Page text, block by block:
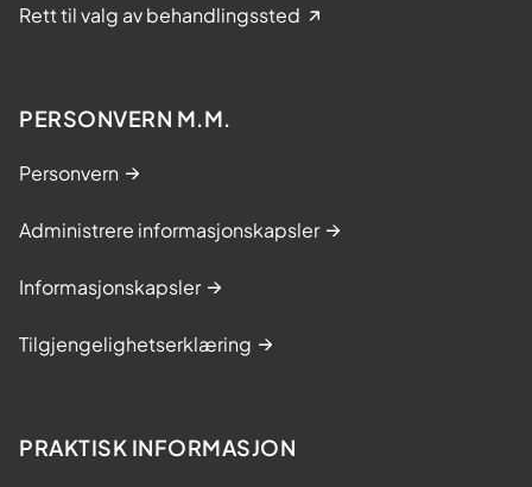
Rett til valg av behandlingssted
PERSONVERN M.M.
Personvern
Administrere informasjonskapsler
Informasjonskapsler
Tilgjengelighetserklæring
PRAKTISK INFORMASJON